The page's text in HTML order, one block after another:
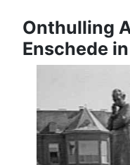
Onthulling
Enschede